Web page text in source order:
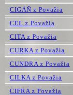
CIGÁŇ z Považia
CEL z Považia
CITA z Považia
CURKA z Považia
CUNDRA z Považia
CILKA z Považia
CIFRA z Považia